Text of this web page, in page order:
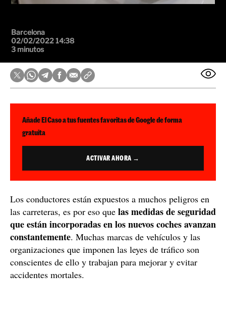
Barcelona
02/02/2022 14:38
3 minutos
Añade El Caso a tus fuentes favoritas de Google de forma
gratuita
ACTIVAR AHORA →
Los conductores están expuestos a muchos peligros en
las carreteras, es por eso que las medidas de seguridad
que están incorporadas en los nuevos coches avanzan
constantemente. Muchas marcas de vehículos y las
organizaciones que imponen las leyes de tráfico son
conscientes de ello y trabajan para mejorar y evitar
accidentes mortales.